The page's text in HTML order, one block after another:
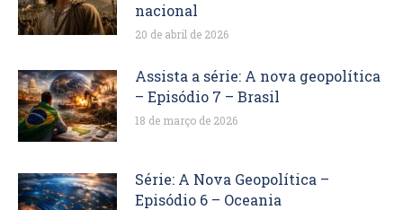
nacional
20 de abril de 2026
Assista a série: A nova geopolítica
– Episódio 7 – Brasil
18 de março de 2026
Série: A Nova Geopolítica –
Episódio 6 – Oceania